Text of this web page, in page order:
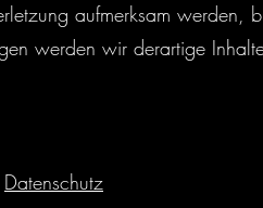
aufmerksam
werden wir derartige
Datenschutz